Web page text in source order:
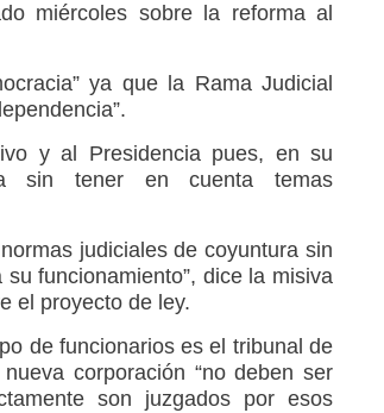
miércoles sobre la reforma al
ya que la Rama Judicial
y al Presidencia pues, en su
sin tener en cuenta temas
judiciales de coyuntura sin
funcionamiento”, dice la misiva
el proyecto de ley.
de funcionarios es el tribunal de
corporación “no deben ser
son juzgados por esos